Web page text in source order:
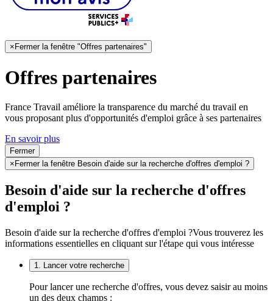
× Fermer la fenêtre "Offres partenaires"
Offres partenaires
France Travail améliore la transparence du marché du travail en
vous proposant plus d'opportunités d'emploi grâce à ses partenaires
En savoir plus
Fermer
× Fermer la fenêtre Besoin d'aide sur la recherche d'offres d'emploi ?
Besoin d'aide sur la recherche d'offres
d'emploi ?
Besoin d'aide sur la recherche d'offres d'emploi ?Vous trouverez les
informations essentielles en cliquant sur l'étape qui vous intéresse
1. Lancer votre recherche
Pour lancer une recherche d'offres, vous devez saisir au moins
un des deux champs :